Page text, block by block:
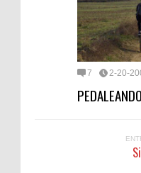
7 2-20-